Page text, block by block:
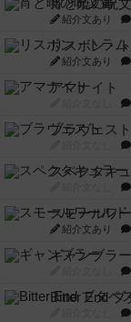
宵と暁の呪
紹介文あり
リスボン・
紹介文あり
アマナイト
ブラヴェスト
スペクタキ
スモールワ
紹介文あり
ギャンブラー
Bitter End